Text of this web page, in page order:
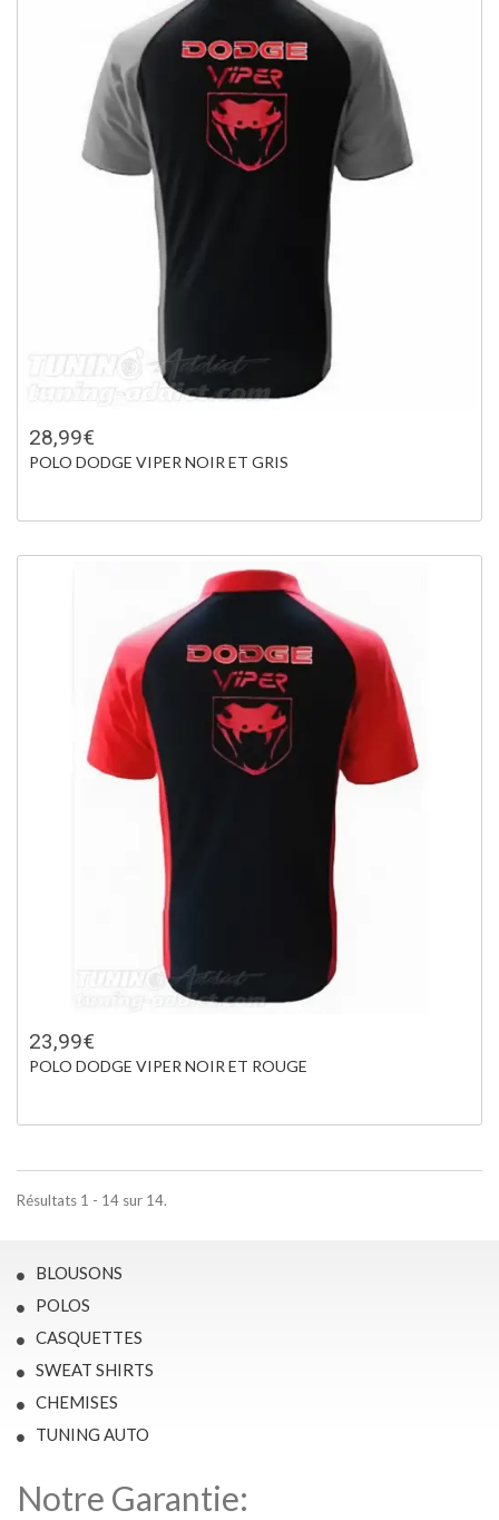
28,99€
POLO DODGE VIPER NOIR ET GRIS
23,99€
POLO DODGE VIPER NOIR ET ROUGE
Résultats 1 - 14 sur 14.
BLOUSONS
POLOS
CASQUETTES
SWEAT SHIRTS
CHEMISES
TUNING AUTO
Notre Garantie: